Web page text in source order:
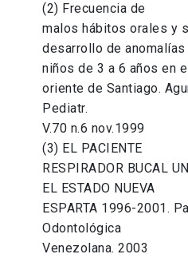
(2) Frecuencia de
malos hábitos orales y
desarrollo de
niños de 3 a 6 años en
oriente de Santiago.
Pediatr.
V.70 n.6 nov.1999
(3) EL PACIENTE
RESPIRADOR BUCAL
EL ESTADO NUEVA
ESPARTA 1996-2001.
Odontológica
Venezolana. 2003